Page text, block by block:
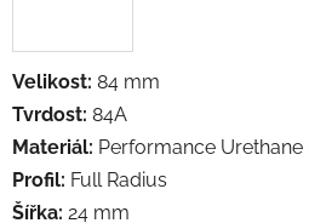
Velikost: 84 mm
Tvrdost: 84A
Materiál: Performance Urethane
Profil: Full Radius
Šířka: 24 mm